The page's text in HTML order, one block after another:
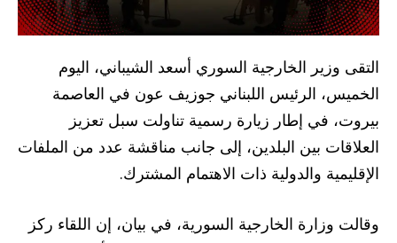
التقى وزير الخارجية السوري أسعد الشيباني، اليوم
الخميس، الرئيس اللبناني جوزيف عون في العاصمة
بيروت، في إطار زيارة رسمية تناولت سبل تعزيز
العلاقات بين البلدين، إلى جانب مناقشة عدد من الملفات
الإقليمية والدولية ذات الاهتمام المشترك.
وقالت وزارة الخارجية السورية، في بيان، إن اللقاء ركز